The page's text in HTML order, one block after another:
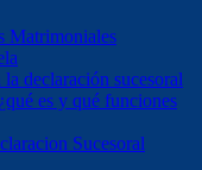
Matrimoniales
declaración sucesoral
es y qué funciones
Sucesoral